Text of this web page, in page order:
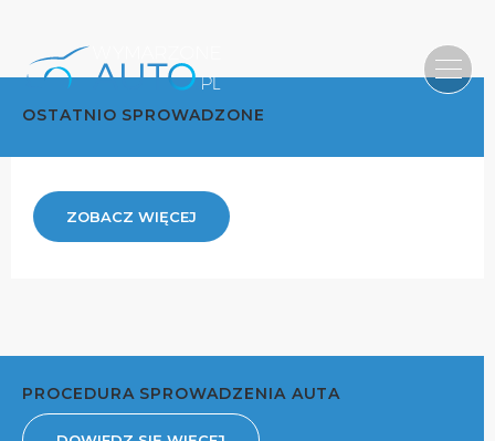
OSTATNIO SPROWADZONE
ZOBACZ WIĘCEJ
PROCEDURA SPROWADZENIA AUTA